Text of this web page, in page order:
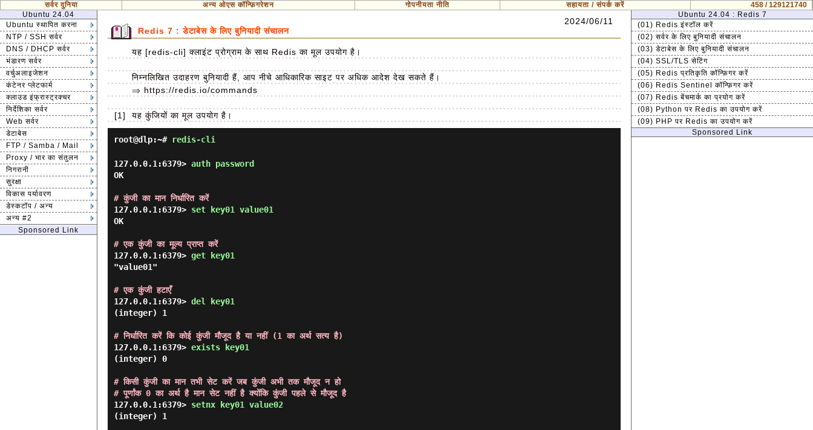
सर्वर दुनिया अन्य ओएस कॉन्फ़िगरेशन गोपनीयता नीति सहायता / संपर्क करें
458 / 129121740
Ubuntu 24.04
Ubuntu स्थापित करना
NTP / SSH सर्वर
DNS / DHCP सर्वर
भंडारण सर्वर
वर्चुअलाइजेशन
कंटेनर प्लेटफार्म
क्लाउड इंफ्रास्ट्रक्चर
निर्देशिका सर्वर
Web सर्वर
डेटाबेस
FTP / Samba / Mail
Proxy / भार का संतुलन
निगरानी
सुरक्षा
विकास पर्यावरण
डेस्कटॉप / अन्य
अन्य #2
Sponsored Link
Redis 7 : डेटाबेस के लिए बुनियादी संचालन
2024/06/11
यह [redis-cli] क्लाइंट प्रोग्राम के साथ Redis का मूल उपयोग है।
निम्नलिखित उदाहरण बुनियादी हैं, आप नीचे आधिकारिक साइट पर अधिक आदेश देख सकते हैं।
⇒ https://redis.io/commands
[1] यह कुंजियों का मूल उपयोग है।
root@dlp:~# redis-cli
127.0.0.1:6379> auth password
OK
# कुंजी का मान निर्धारित करें
127.0.0.1:6379> set key01 value01
OK
# एक कुंजी का मूल्य प्राप्त करें
127.0.0.1:6379> get key01
"value01"
# एक कुंजी हटाएँ
127.0.0.1:6379> del key01
(integer) 1
# निर्धारित करें कि कोई कुंजी मौजूद है या नहीं (1 का अर्थ सत्य है)
127.0.0.1:6379> exists key01
(integer) 0
# किसी कुंजी का मान तभी सेट करें जब कुंजी अभी तक मौजूद न हो
# पूर्णांक 0 का अर्थ है मान सेट नहीं है क्योंकि कुंजी पहले से मौजूद है
127.0.0.1:6379> setnx key01 value02
(integer) 1
Ubuntu 24.04 : Redis 7
(01) Redis इंस्टॉल करें
(02) सर्वर के लिए बुनियादी संचालन
(03) डेटाबेस के लिए बुनियादी संचालन
(04) SSL/TLS सेटिंग
(05) Redis प्रतिकृति कॉन्फ़िगर करें
(06) Redis Sentinel कॉन्फ़िगर करें
(07) Redis बेंचमार्क का प्रयोग करें
(08) Python पर Redis का उपयोग करें
(09) PHP पर Redis का उपयोग करें
Sponsored Link